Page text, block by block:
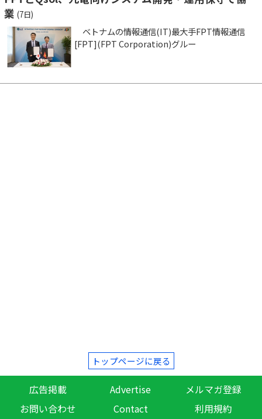
業 (7日)
ベトナムの情報通信(IT)最大手FPT情報通信
[FPT](FPT Corporation)グルー
トップページに戻る
広告掲載 Advertise
メルマガ登録
お問い合わせ
Contact 利用規約